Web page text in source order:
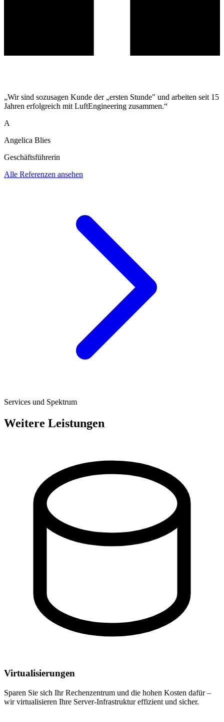
„Wir sind sozusagen Kunde der „ersten Stunde" und arbeiten seit 15
Jahren erfolgreich mit LuftEngineering zusammen.“
A
Angelica Blies
Geschäftsführerin
Alle Referenzen ansehen
Services und Spektrum
Weitere Leistungen
Virtualisierungen
Sparen Sie sich Ihr Rechenzentrum und die hohen Kosten dafür –
wir virtualisieren Ihre Server-Infrastruktur effizient und sicher.